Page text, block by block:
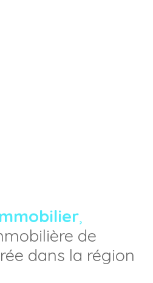
,
de
dans la région